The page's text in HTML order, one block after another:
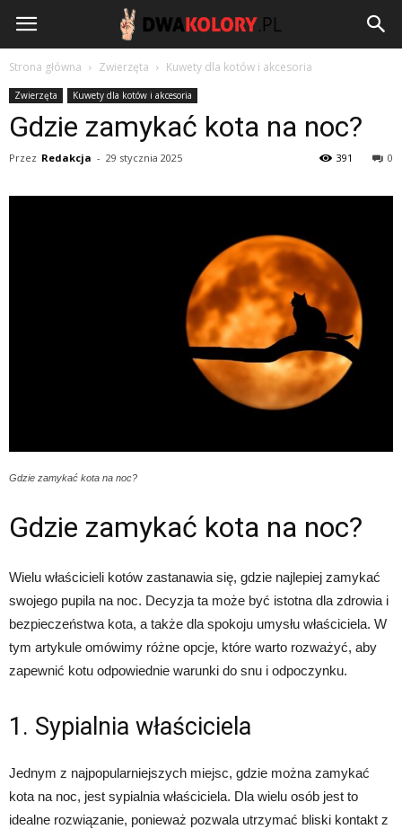
DwaKolory.pl
Strona główna Zwierzęta Kuwety dla kotów i akcesoria
Zwierzęta Kuwety dla kotów i akcesoria
Gdzie zamykać kota na noc?
Przez Redakcja - 29 stycznia 2025 0
391
Gdzie zamykać kota na noc?
Gdzie zamykać kota na noc?
Wielu właścicieli kotów zastanawia się, gdzie najlepiej zamykać
swojego pupila na noc. Decyzja ta może być istotna dla zdrowia i
bezpieczeństwa kota, a także dla spokoju umysłu właściciela. W
tym artykule omówimy różne opcje, które warto rozważyć, aby
zapewnić kotu odpowiednie warunki do snu i odpoczynku.
1. Sypialnia właściciela
Jednym z najpopularniejszych miejsc, gdzie można zamykać
kota na noc, jest sypialnia właściciela. Dla wielu osób jest to
idealne rozwiązanie, ponieważ pozwala utrzymać bliski kontakt z